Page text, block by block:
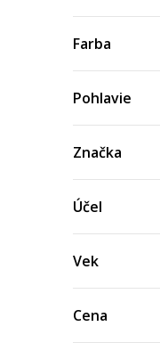
Farba
Pohlavie
Značka
Účel
Vek
Cena